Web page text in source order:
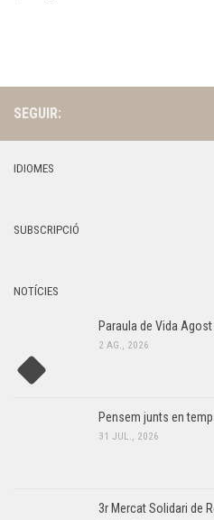
SEGUIR:
IDIOMES
SUBSCRIPCIÓ
NOTÍCIES
Paraula de Vida
2 AG., 2026
Pensem junts en
31 JUL., 2026
3r Mercat Solidari de